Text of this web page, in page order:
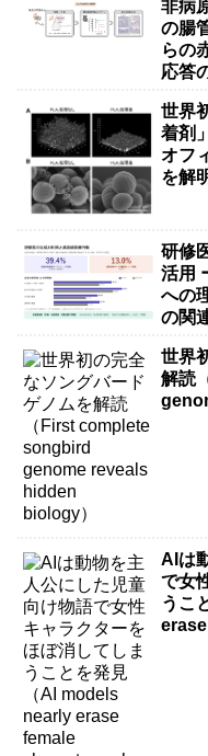
非病
の腸
らの
応答
世界
着剤
オフ
を解
研修
活用
への
の関
世界
解読
AIは
で女
うこ